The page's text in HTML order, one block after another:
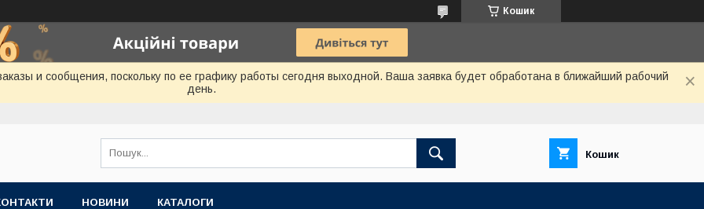
Кошик
и сообщения, поскольку по ее графику работы сегодня выходной. Ваша заявка будет обработана в ближайший рабочий
день.
Кошик
НОВИНИ КАТАЛОГИ